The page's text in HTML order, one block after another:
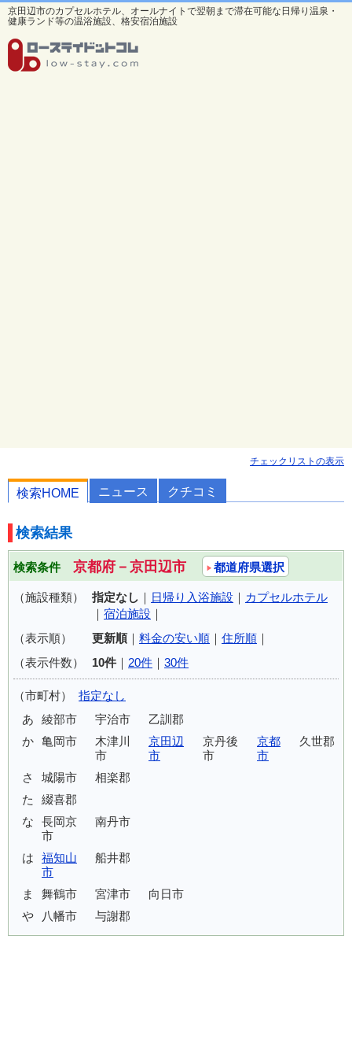
京田辺市のカプセルホテル、オールナイトで翌朝まで滞在可能な日帰り温泉・
健康ランド等の温浴施設、格安宿泊施設
チェックリストの表示
検索HOME ニュース クチコミ
検索結果
検索条件 京都府－京田辺市 都道府県選択
（施設種類） 指定なし ｜ 日帰り入浴施設 ｜ カプセルホテル
｜ 宿泊施設 ｜
（表示順）
更新順｜ 料金の安い順 ｜ 住所順 ｜
（表示件数）
10件 ｜ 20件 ｜ 30件
（市町村） 指定なし
あ
綾部市 宇治市
乙訓郡
か 亀岡市
木津川
市
京田辺
市
京丹後
市
京都
市
久世郡
さ 城陽市
相楽郡
た
綴喜郡
な
長岡京
市
南丹市
は
福知山
市
船井郡
ま 舞鶴市 宮津市
向日市
や
八幡市 与謝郡